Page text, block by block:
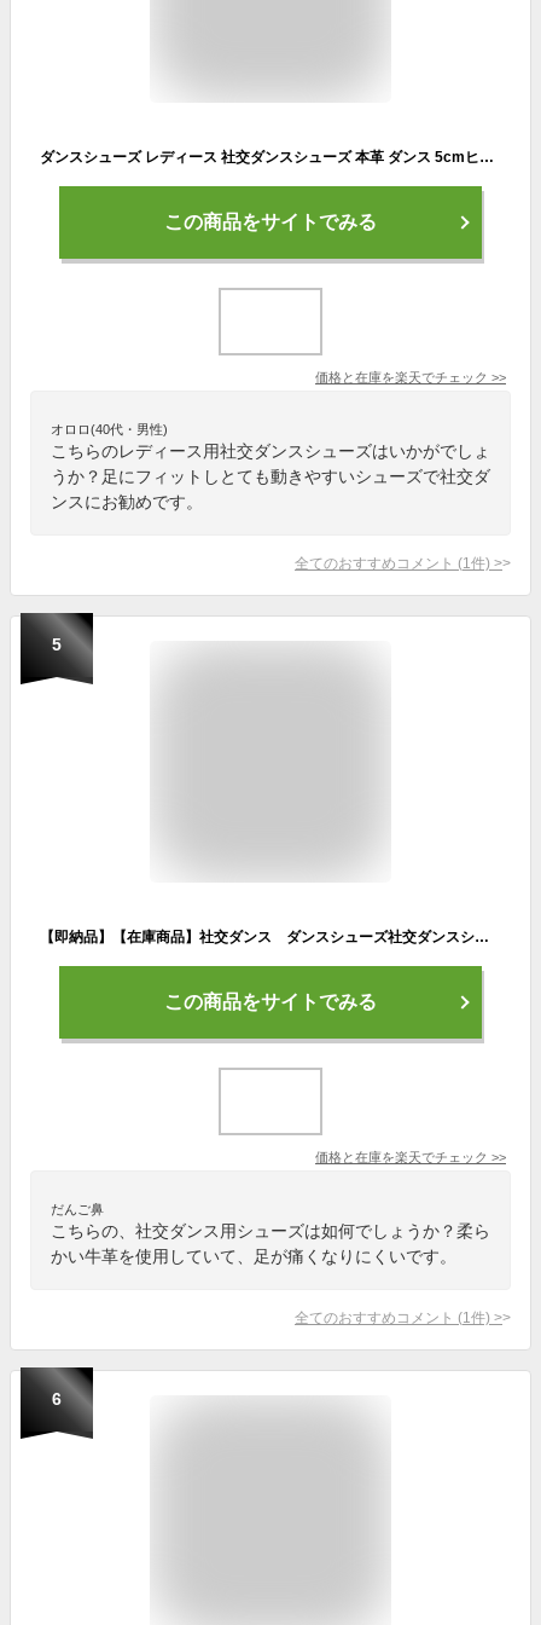
ダンスシューズ レディース 社交ダンスシューズ 本革 ダンス 5cmヒール シューズ 室内用 室外用 ティーチャーズ ストレート スプリット ヒール 疲れない モダン ラテン サルサ タンゴ ジャズ 社交ダンス ジャズダンス 靴 初心者 上級者 スタンダード
この商品をサイトでみる
価格と在庫を楽天でチェック >>
オロロ(40代・男性)
こちらのレディース用社交ダンスシューズはいかがでしょ
うか？足にフィットしとても動きやすいシューズで社交ダ
ンスにお勧めです。
全てのおすすめコメント (1 件) >
5
【即納品】【在庫商品】社交ダンス ダンスシューズ社交ダンスシューズ ダンス用品女性ティーチャーズシューズソフトな牛皮で柔らかい さらにパンチング加工本格的なレッスンシューズです。
この商品をサイトでみる
価格と在庫を楽天でチェック >>
だんご鼻
こちらの、社交ダンス用シューズは如何でしょうか？柔ら
かい牛革を使用していて、足が痛くなりにくいです。
全てのおすすめコメント (1 件) >
6